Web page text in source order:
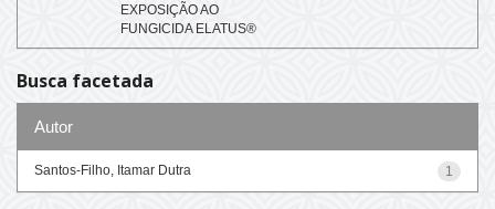
EXPOSIÇÃO AO
FUNGICIDA ELATUS®
Busca facetada
Autor
1
Santos-Filho, Itamar Dutra